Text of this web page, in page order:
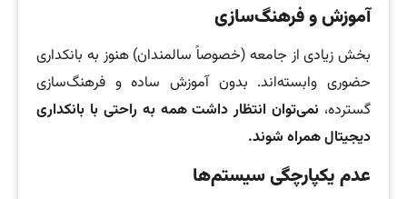
آموزش و فرهنگ‌سازی
بخش زیادی از جامعه (خصوصاً سالمندان) هنوز به بانکداری
حضوری وابسته‌اند. بدون آموزش ساده و فرهنگ‌سازی
گسترده، نمی‌توان انتظار داشت همه به راحتی با بانکداری
دیجیتال همراه شوند.
عدم یکپارچگی سیستم‌ها